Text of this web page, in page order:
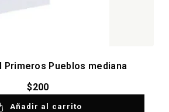
Primeros Pueblos mediana
$200
Añadir al carrito